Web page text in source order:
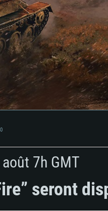
7h GMT
seront